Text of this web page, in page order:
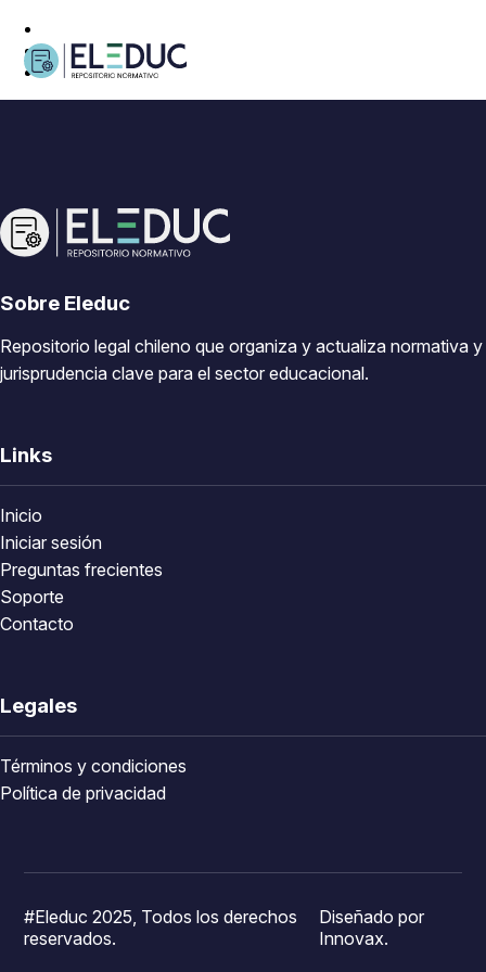
Sobre Eleduc
Repositorio legal chileno que organiza y actualiza normativa y
jurisprudencia clave para el sector educacional.
Links
Inicio
Iniciar sesión
Preguntas frecientes
Soporte
Contacto
Legales
Términos y condiciones
Política de privacidad
#Eleduc 2025, Todos los derechos
reservados.
Diseñado por
Innovax.